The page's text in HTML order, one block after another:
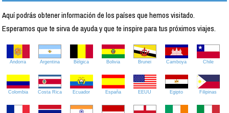
Aquí podrás obtener información de los países que hemos visitado.
Esperamos que te sirva de ayuda y que te inspire para tus próximos viajes.
Andorra Argentina Bélgica Bolivia Brunei Camboya Chile
Colombia Costa Rica Ecuador España EEUU Egipto Filipinas